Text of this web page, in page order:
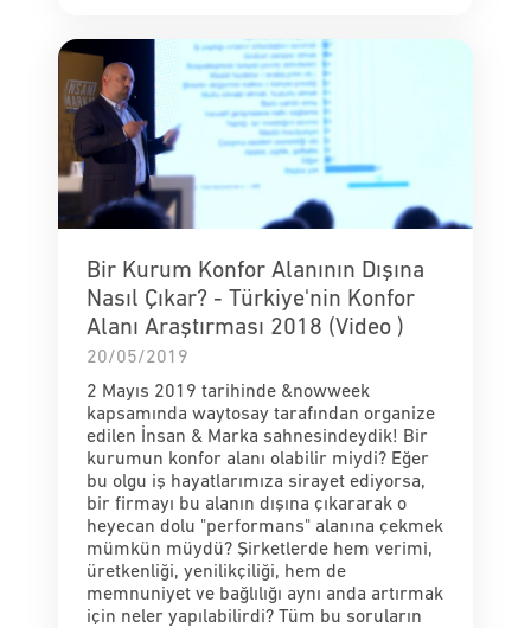
Bir Kurum Konfor Alanının Dışına
Nasıl Çıkar? - Türkiye'nin Konfor
Alanı Araştırması 2018 (Video )
20/05/2019
2 Mayıs 2019 tarihinde &nowweek
kapsamında waytosay tarafından organize
edilen İnsan & Marka sahnesindeydik! Bir
kurumun konfor alanı olabilir miydi? Eğer
bu olgu iş hayatlarımıza sirayet ediyorsa,
bir firmayı bu alanın dışına çıkararak o
heyecan dolu "performans" alanına çekmek
mümkün müydü? Şirketlerde hem verimi,
üretkenliği, yenilikçiliği, hem de
memnuniyet ve bağlılığı aynı anda artırmak
için neler yapılabilirdi? Tüm bu soruların